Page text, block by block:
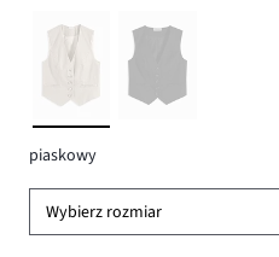
piaskowy
Wybierz rozmiar